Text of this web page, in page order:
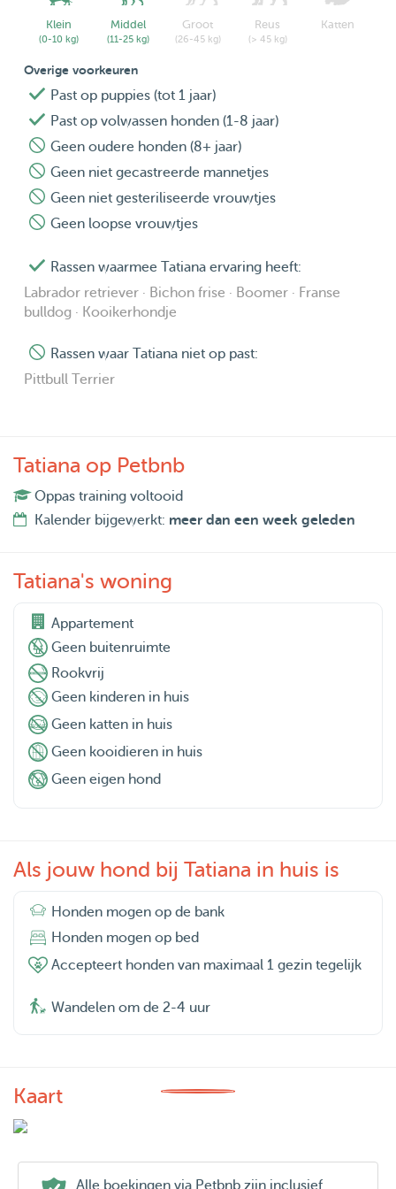
Klein
(0-10 kg)
Middel
(11-25 kg)
Groot
(26-45 kg)
Reus
(> 45 kg)
Katten
Overige voorkeuren
Past op puppies (tot 1 jaar)
Past op volwassen honden (1-8 jaar)
Geen oudere honden (8+ jaar)
Geen niet gecastreerde mannetjes
Geen niet gesteriliseerde vrouwtjes
Geen loopse vrouwtjes
Rassen waarmee Tatiana ervaring heeft:
Labrador retriever · Bichon frise · Boomer · Franse
bulldog · Kooikerhondje
Rassen waar Tatiana niet op past:
Pittbull Terrier
Tatiana op Petbnb
Oppas training voltooid
Kalender bijgewerkt: meer dan een week geleden
Tatiana's woning
Appartement
Geen buitenruimte
Rookvrij
Geen kinderen in huis
Geen katten in huis
Geen kooidieren in huis
Geen eigen hond
Als jouw hond bij Tatiana in huis is
Honden mogen op de bank
Honden mogen op bed
Accepteert honden van maximaal 1 gezin tegelijk
Wandelen om de 2-4 uur
Kaart
Alle boekingen via Petbnb zijn inclusief